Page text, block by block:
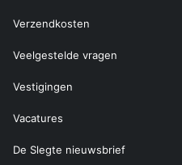
Verzendkosten
Veelgestelde vragen
Vestigingen
Vacatures
De Slegte nieuwsbrief